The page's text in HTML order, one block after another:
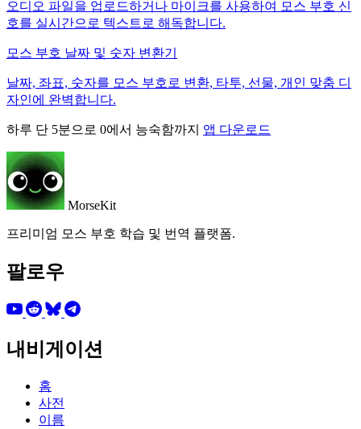
오디오 파일을 업로드하거나 마이크를 사용하여 모스 부호 신
호를 실시간으로 텍스트로 해독합니다.
모스 부호 날짜 및 숫자 변환기
날짜, 좌표, 숫자를 모스 부호로 변환, 타투, 선물, 개인 맞춤 디
자인에 완벽합니다.
하루 단 5분으로 0에서 능숙함까지 앱 다운로드
MorseKit
프리미엄 모스 부호 학습 및 번역 플랫폼.
팔로우
내비게이션
홈
사전
이름